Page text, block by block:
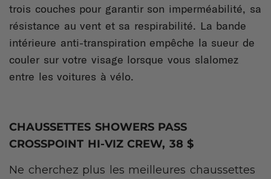
trois couches pour garantir son imperméabilité, sa
résistance au vent et sa respirabilité. La bande
intérieure anti-transpiration empêche la sueur de
couler sur votre visage lorsque vous slalomez
entre les voitures à vélo.
CHAUSSETTES SHOWERS PASS
CROSSPOINT HI-VIZ CREW, 38 $
Ne cherchez plus les meilleures chaussettes